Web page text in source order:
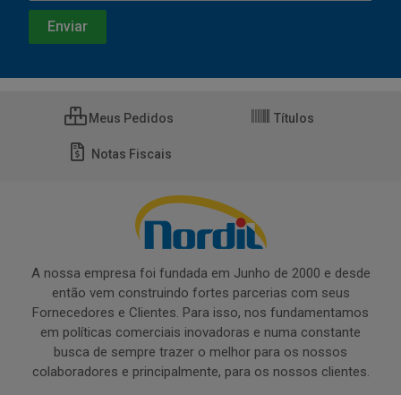
Meus Pedidos Títulos
Notas Fiscais
A nossa empresa foi fundada em Junho de 2000 e desde
então vem construindo fortes parcerias com seus
Fornecedores e Clientes. Para isso, nos fundamentamos
em políticas comerciais inovadoras e numa constante
busca de sempre trazer o melhor para os nossos
colaboradores e principalmente, para os nossos clientes.